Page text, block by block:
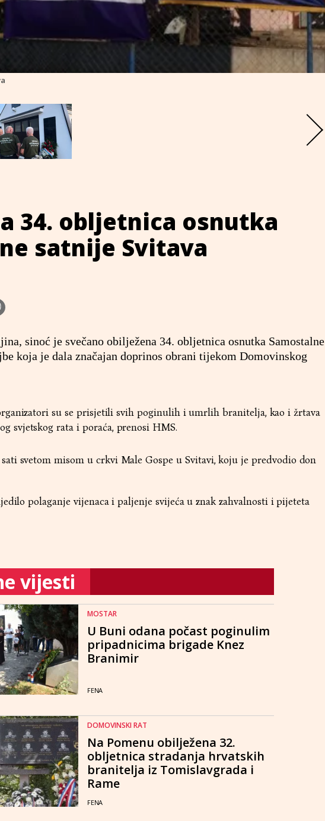
34. obljetnica osnutka
satnije Svitava
sinoć je svečano obilježena 34. obljetnica osnutka Samostalne
koja je dala značajan doprinos obrani tijekom Domovinskog
su se prisjetili svih poginulih i umrlih branitelja, kao i žrtava
svjetskog rata i poraća, prenosi HMS.
sati svetom misom u crkvi Male Gospe u Svitavi, koju je predvodio don
polaganje vijenaca i paljenje svijeća u znak zahvalnosti i pijeteta
vijesti
MOSTAR
U Buni odana počast poginulim
pripadnicima brigade Knez
Branimir
FENA
DOMOVINSKI RAT
Na Pomenu obilježena 32.
obljetnica stradanja hrvatskih
branitelja iz Tomislavgrada i
Rame
FENA